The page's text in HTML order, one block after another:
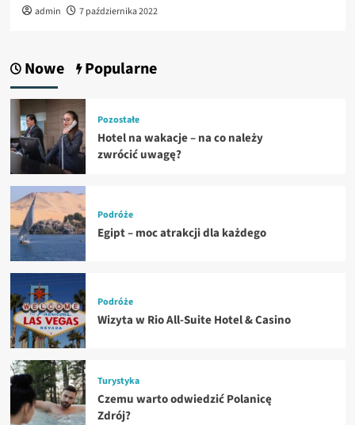
admin 7 października 2022
Nowe Popularne
Pozostałe
Hotel na wakacje – na co należy
zwrócić uwagę?
Podróże
Egipt – moc atrakcji dla każdego
Podróże
Wizyta w Rio All-Suite Hotel & Casino
Turystyka
Czemu warto odwiedzić Polanicę
Zdrój?